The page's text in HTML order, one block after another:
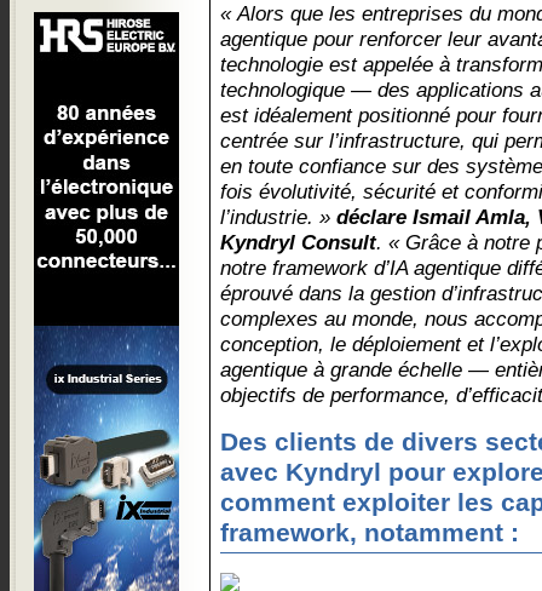
« Alors que les entreprises du
agentique pour renforcer leur
technologie est appelée à
technologique — des applications
est idéalement positionné pour
centrée sur l’infrastructure, qui
en toute confiance sur des
fois évolutivité, sécurité et
l’industrie. » déclare Ismail Amla,
Kyndryl Consult. « Grâce à notre
notre framework d’IA agentique
éprouvé dans la gestion
complexes au monde, nous
conception, le déploiement et
agentique à grande échelle —
objectifs de performance,
Des clients de divers
avec Kyndryl pour
comment exploiter les
framework, notamment :